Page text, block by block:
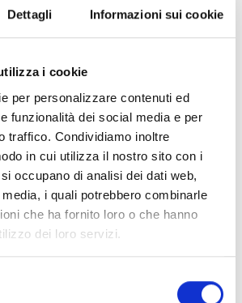
Dettagli Informazioni sui cookie
i cookie
per personalizzare contenuti ed
funzionalità dei social media e per
traffico. Condividiamo inoltre
in cui utilizza il nostro sito con i
occupano di analisi dei dati web,
i quali potrebbero combinarle
che ha fornito loro o che hanno
dei loro servizi.
dedicato alla Collezione
ricerche su Giacomo